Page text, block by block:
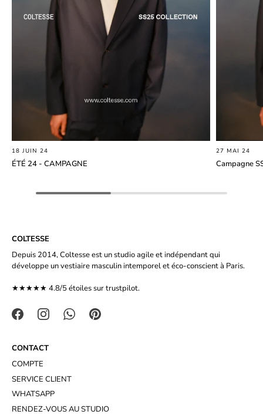
18 JUIN 24
ÉTÉ 24 - CAMPAGNE
27 MAI 24
Campagne
COLTESSE
Depuis 2014, Coltesse est un studio agile et indépendant qui
développe un vestiaire masculin intemporel et éco-conscient à Paris.
★★★★★ 4.8/5 étoiles surtrustpilot.
CONTACT
COMPTE
SERVICE CLIENT
WHATSAPP
RENDEZ-VOUS AU STUDIO